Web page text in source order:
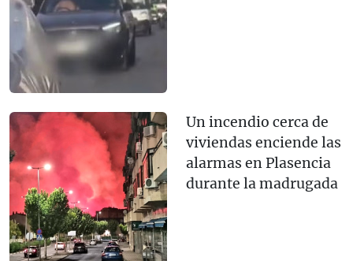
Un incendio cerca de
viviendas enciende las
alarmas en Plasencia
durante la madrugada